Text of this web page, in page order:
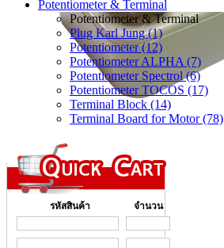
Potentiometer & Terminal
Potentiometer & Terminal
Plug Karl Jung (1)
Potentiometer (12)
Potentiometer ALPHA (7)
Potentiometer Spectrol (6)
Potentiometer TOCOS (17)
Terminal Block (14)
Terminal Board for Motor (78)
รหัสสินค้า จำนวน